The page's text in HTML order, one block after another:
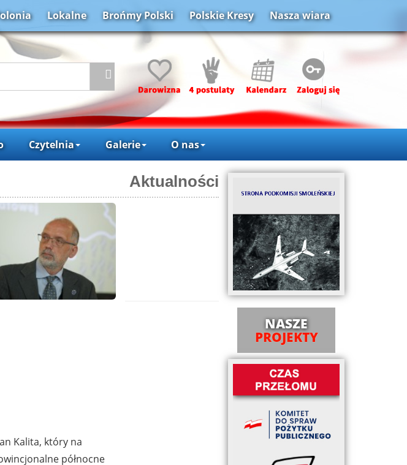
Lokalne Brońmy Polski Polskie Kresy Nasza wiara
Czytelnia Galerie O nas
Aktualności
Kalita, który na
północne
NASZE
PROJEKTY